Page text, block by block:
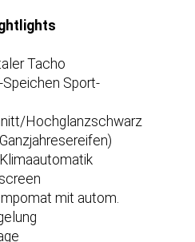
Tacho
Sport-
Hochglanzschwarz
mit autom.